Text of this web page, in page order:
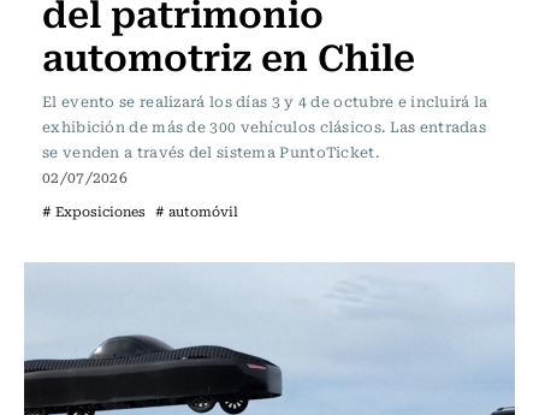
del patrimonio
automotriz en Chile
El evento se realizará los días 3 y 4 de octubre e incluirá la
exhibición de más de 300 vehículos clásicos. Las entradas
se venden a través del sistema PuntoTicket.
02/07/2026
# Exposiciones # automóvil